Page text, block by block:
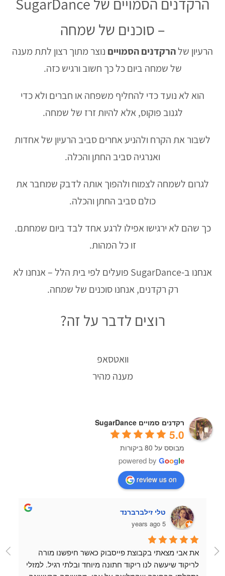
הרקדנים הסמויים של SugarDance
– סוכנים של שמחה
הרעיון שלהרקדנים הסמויים נוצר מתוך רצון לתת מענה
של שמחה ביום כל כך חשוב ורגיש כזה.
הוא לא נועד כדי להחליף משפחה או חברים ולא כדי
לגנוב פוקוס, אלא להיות זרז של שמחה.
לשבור את הקרח ולהניע אחרים סביב הרעיון של אחדות
ואנרגיה סביב החתן והכלה.
לגרום לשמחה לצמוח ולהפוך אותה לדבק שמחבר את
כולם סביב החתן והכלה.
כך שהם לא ירגישו אפילו לרגע אחד לבד ביום שמחתם.
זו כל המהות.
אנחנו ב-SugarDance פועלים לפי בית הלל – אנחנו לא
רק רקדנים, אנחנו סוכנים של שמחה.
רוצים לדבר על זה?
וואטסאפ
מענה מהיר
רקדנים סמויים SugarDance
5.0
מבוסס על 80 ביקורות
powered by Google
review us on
טלי זילברברנד
5 years ago